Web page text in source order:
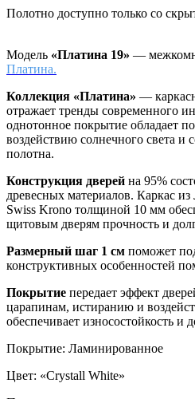
Полотно доступно только со
Модель «Платина 19» —
Платина.
Коллекция «Платина» —
отражает тренды современного
однотонное покрытие обладает
воздействию солнечного света и
полотна.
Конструкция дверей на 95%
древесных материалов. Каркас
Swiss Krono толщиной 10 мм
щитовым дверям прочность и
Размерный шаг 1 см поможет
конструктивных особенностей
Покрытие передает эффект
царапинам, истиранию и
обеспечивает износостойкость и
Покрытие: Ламинированное
Цвет: «Crystall White»